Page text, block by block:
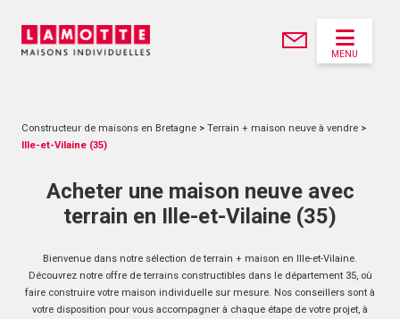
MENU
Constructeur de maisons en Bretagne > Terrain + maison neuve à vendre >
Ille-et-Vilaine (35)
Acheter une maison neuve avec
terrain en Ille-et-Vilaine (35)
Bienvenue dans notre sélection de terrain + maison en Ille-et-Vilaine.
Découvrez notre offre de terrains constructibles dans le département 35, où
faire construire votre maison individuelle sur mesure. Nos conseillers sont à
votre disposition pour vous accompagner à chaque étape de votre projet, à